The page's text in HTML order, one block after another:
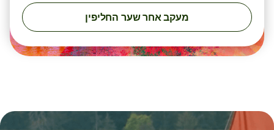
מעקב אחר שער החליפין